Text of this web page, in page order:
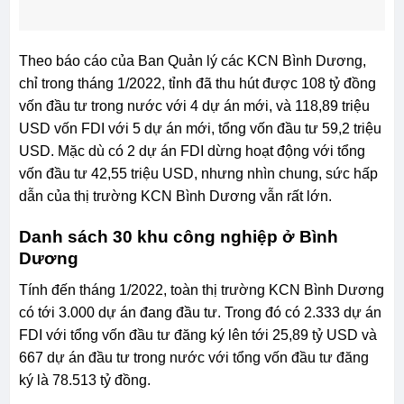
Theo báo cáo của Ban Quản lý các KCN Bình Dương,
chỉ trong tháng 1/2022, tỉnh đã thu hút được 108 tỷ đồng
vốn đầu tư trong nước với 4 dự án mới, và 118,89 triệu
USD vốn FDI với 5 dự án mới, tổng vốn đầu tư 59,2 triệu
USD. Mặc dù có 2 dự án FDI dừng hoạt động với tổng
vốn đầu tư 42,55 triệu USD, nhưng nhìn chung, sức hấp
dẫn của thị trường KCN Bình Dương vẫn rất lớn.
Danh sách 30 khu công nghiệp ở Bình
Dương
Tính đến tháng 1/2022, toàn thị trường KCN Bình Dương
có tới 3.000 dự án đang đầu tư. Trong đó có 2.333 dự án
FDI với tổng vốn đầu tư đăng ký lên tới 25,89 tỷ USD và
667 dự án đầu tư trong nước với tổng vốn đầu tư đăng
ký là 78.513 tỷ đồng.